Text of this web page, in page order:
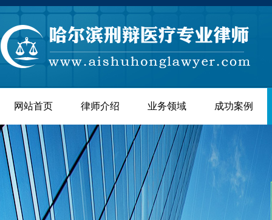
网站首页 律师介绍 业务领域 成功案例